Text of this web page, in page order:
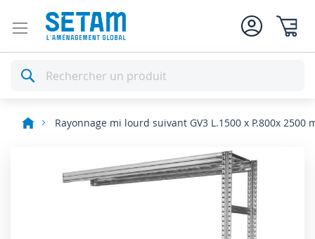
Rechercher
Rayonnage mi lourd suivant GV3 L.1500 x P.800x 2500